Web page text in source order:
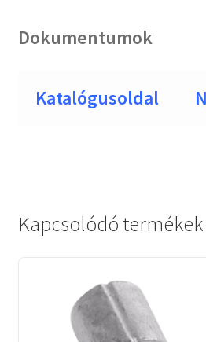
Dokumentumok
Katalógusoldal
Kapcsolódó termékek